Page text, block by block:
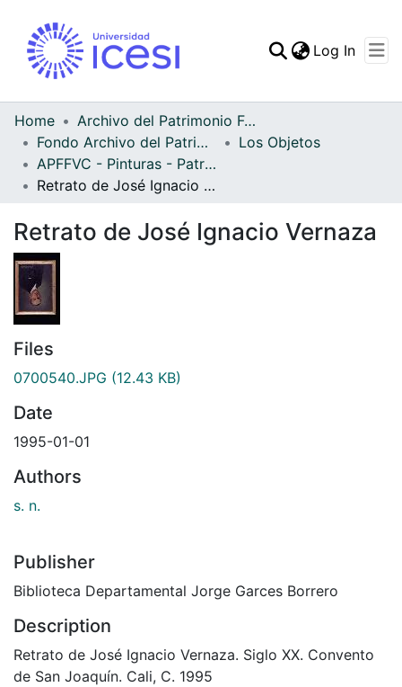
Statistics
Log In
Home
Archivo del Patrimonio Fotográfico y Fílmico del Valle del Cauca
Fondo Archivo del Patrimonio Fotográfico y Fílmico del Valle del Cauca
Los Objetos
APFFVC - Pinturas - Patrimonial
Retrato de José Ignacio Vernaza
Retrato de José Ignacio Vernaza
Files
0700540.JPG (12.43 KB)
Date
1995-01-01
Authors
s. n.
Publisher
Biblioteca Departamental Jorge Garces Borrero
Description
Retrato de José Ignacio Vernaza. Siglo XX. Convento
de San Joaquín. Cali, C. 1995